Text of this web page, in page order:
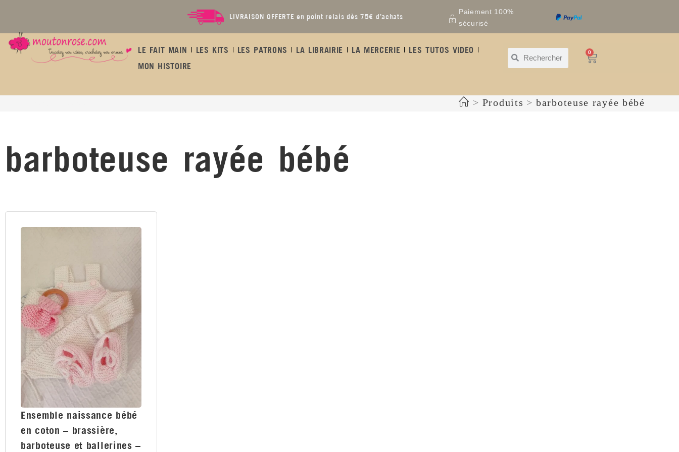
LIVRAISON OFFERTE en point relais dès 75€ d’achats
Paiement 100%
sécurisé
LE FAIT MAIN LES KITS LES PATRONS LA LIBRAIRIE LA MERCERIE
LES TUTOS VIDEO
MON HISTOIRE
0
> Produits > barboteuse rayée bébé
barboteuse rayée bébé
Ensemble naissance bébé
en coton – brassière,
barboteuse et ballerines –